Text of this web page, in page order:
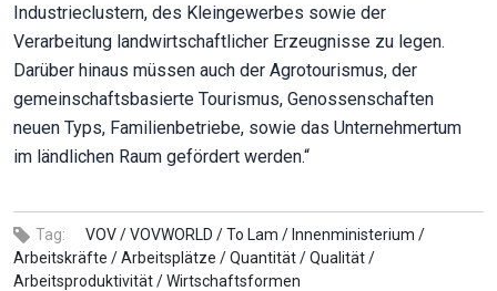
Industrieclustern, des Kleingewerbes sowie der
Verarbeitung landwirtschaftlicher Erzeugnisse zu legen.
Darüber hinaus müssen auch der Agrotourismus, der
gemeinschaftsbasierte Tourismus, Genossenschaften
neuen Typs, Familienbetriebe, sowie das Unternehmertum
im ländlichen Raum gefördert werden.“
Tag: VOV /VOVWORLD /To Lam / Innenministerium /
Arbeitskräfte /Arbeitsplätze /Quantität /Qualität /
Arbeitsproduktivität /Wirtschaftsformen